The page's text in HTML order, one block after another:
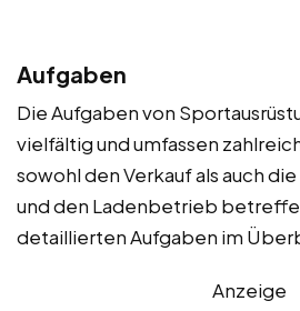
Aufgaben
Die Aufgaben von
vielfältig und umfassen
sowohl den Verkauf als auch
und den Ladenbetrieb
detaillierten Aufgaben im
Anzeige